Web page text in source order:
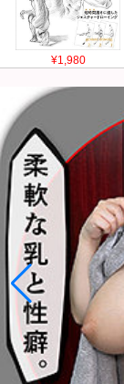
¥1,980